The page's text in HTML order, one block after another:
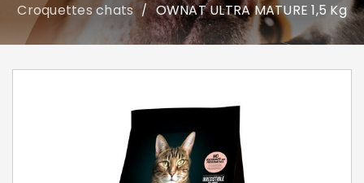
Croquettes chats / OWNAT ULTRA MATURE 1,5 Kg